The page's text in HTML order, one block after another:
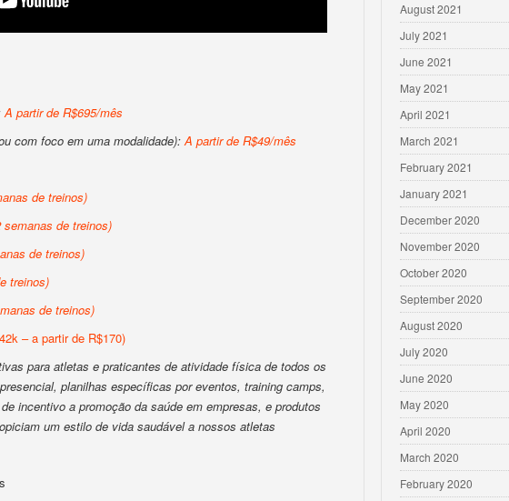
A partir de R$695/mês
com foco em uma modalidade):A partir de R$49/mês
de treinos)
semanas de treinos)
de treinos)
treinos)
de treinos)
– a partir de R$170)
para atletas e praticantes de atividade física de todos os
planilhas específicas por eventos, training camps,
incentivo a promoção da saúde em empresas, e produtos
um estilo de vida saudável a nossos atletas
August 2021
July 2021
June 2021
May 2021
April 2021
March 2021
February 2021
January 2021
December 2020
November 2020
October 2020
September 2020
August 2020
July 2020
June 2020
May 2020
April 2020
March 2020
February 2020